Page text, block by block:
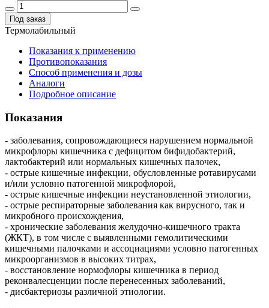
Под заказ
Термолабильный
Показания к применению
Противопоказания
Способ применения и дозы
Аналоги
Подробное описание
Показания
- заболевания, сопровождающиеся нарушением нормальной
микрофлоры кишечника с дефицитом бифидобактерий,
лактобактерий или нормальных кишечных палочек,
- острые кишечные инфекции, обусловленные ротавирусами
и/или условно патогенной микрофлорой,
- острые кишечные инфекции неустановленной этиологии,
- острые респираторные заболевания как вирусного, так и
микробного происхождения,
- хронические заболевания желудочно-кишечного тракта
(ЖКТ), в том числе с выявленными гемолитическими
кишечными палочками и ассоциациями условно патогенных
микроорганизмов в высоких титрах,
- восстановление нормофлоры кишечника в период
реконвалесценции после перенесенных заболеваний,
- дисбактериозы различной этиологии.